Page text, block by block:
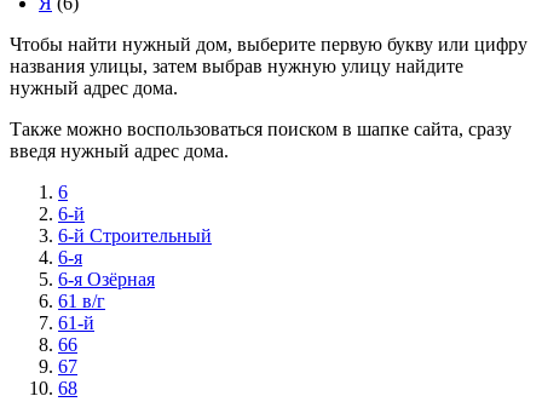
Чтобы найти нужный дом, выберите первую букву или цифру
названия улицы, затем выбрав нужную улицу найдите
нужный адрес дома.
Также можно воспользоваться поиском в шапке сайта, сразу
введя нужный адрес дома.
6
6-й
6-й Строительный
6-я
6-я Озёрная
61 в/г
61-й
66
67
68